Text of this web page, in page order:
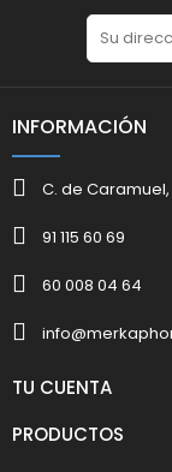
INFORMACIÓN
C. de Caramuel,
91 115 60 69
60 008 04 64
TU CUENTA
PRODUCTOS